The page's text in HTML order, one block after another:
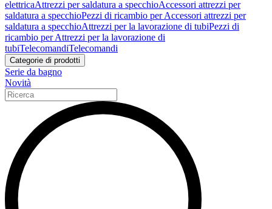
elettricaAttrezzi per saldatura a specchioAccessori attrezzi per
saldatura a specchioPezzi di ricambio per Accessori attrezzi per
saldatura a specchioAttrezzi per la lavorazione di tubiPezzi di
ricambio per Attrezzi per la lavorazione di
tubiTelecomandiTelecomandi
Categorie di prodotti
Serie da bagno
Novità